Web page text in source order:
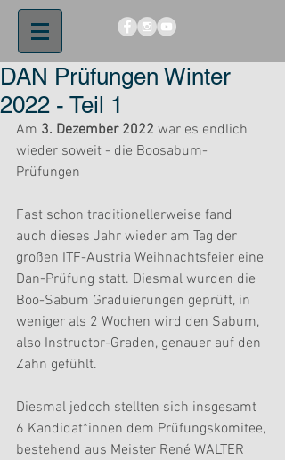
DAN Prüfungen Winter
2022 - Teil 1
Am 3. Dezember 2022 war es endlich
wieder soweit - die Boosabum-
Prüfungen
Fast schon traditionellerweise fand
auch dieses Jahr wieder am Tag der
großen ITF-Austria Weihnachtsfeier eine
Dan-Prüfung statt. Diesmal wurden die
Boo-Sabum Graduierungen geprüft, in
weniger als 2 Wochen wird den Sabum,
also Instructor-Graden, genauer auf den
Zahn gefühlt.
Diesmal jedoch stellten sich insgesamt
6 Kandidat*innen dem Prüfungskomitee,
bestehend aus Meister René WALTER